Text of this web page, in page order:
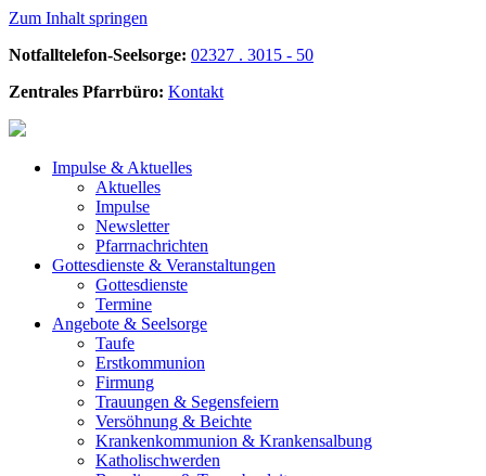
Zum Inhalt springen
Notfalltelefon-Seelsorge: 02327 . 3015 - 50
Zentrales Pfarrbüro: Kontakt
Impulse & Aktuelles
Aktuelles
Impulse
Newsletter
Pfarrnachrichten
Gottesdienste & Veranstaltungen
Gottesdienste
Termine
Angebote & Seelsorge
Taufe
Erstkommunion
Firmung
Trauungen & Segensfeiern
Versöhnung & Beichte
Krankenkommunion & Krankensalbung
Katholischwerden